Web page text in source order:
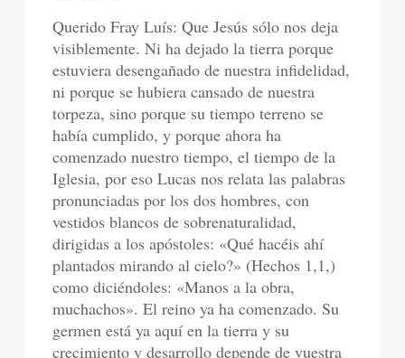
Querido Fray Luís: Que Jesús sólo nos deja
visiblemente. Ni ha dejado la tierra porque
estuviera desengañado de nuestra infidelidad,
ni porque se hubiera cansado de nuestra
torpeza, sino porque su tiempo terreno se
había cumplido, y porque ahora ha
comenzado nuestro tiempo, el tiempo de la
Iglesia, por eso Lucas nos relata las palabras
pronunciadas por los dos hombres, con
vestidos blancos de sobrenaturalidad,
dirigidas a los apóstoles: «Qué hacéis ahí
plantados mirando al cielo?» (Hechos 1,1,)
como diciéndoles: «Manos a la obra,
muchachos». El reino ya ha comenzado. Su
germen está ya aquí en la tierra y su
crecimiento y desarrollo depende de vuestra